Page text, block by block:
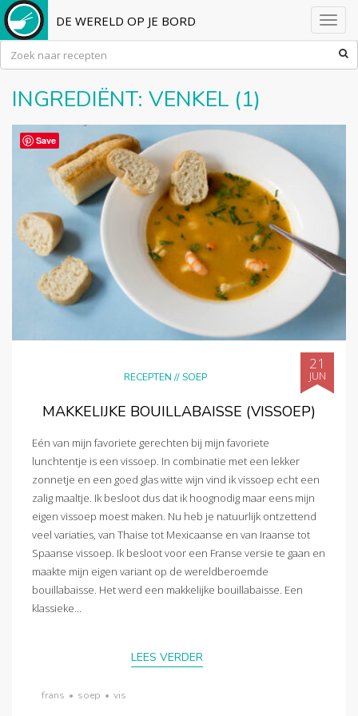
DE WERELD OP JE BORD
INGREDIËNT: VENKEL (1)
RECEPTEN //SOEP
21
JUN
MAKKELIJKE BOUILLABAISSE (VISSOEP)
Eén van mijn favoriete gerechten bij mijn favoriete
lunchtentje is een vissoep. In combinatie met een lekker
zonnetje en een goed glas witte wijn vind ik vissoep echt een
zalig maaltje. Ik besloot dus dat ik hoognodig maar eens mijn
eigen vissoep moest maken. Nu heb je natuurlijk ontzettend
veel variaties, van Thaise tot Mexicaanse en van Iraanse tot
Spaanse vissoep. Ik besloot voor een Franse versie te gaan en
maakte mijn eigen variant op de wereldberoemde
bouillabaisse. Het werd een makkelijke bouillabaisse. Een
klassieke...
LEES VERDER
frans • soep • vis
Save